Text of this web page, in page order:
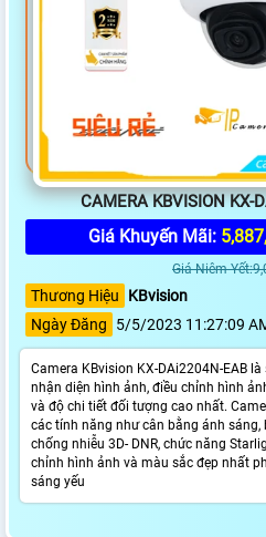
CAMERA KBVISION KX-
Giá Khuyến Mãi:
Giá Niêm
Thương Hiệu
KBvision
Ngày Đăng
5/5/2023 11:27:09
Camera KBvision KX-DAi2204N-EAB
nhận diện hình ảnh, điều chỉnh hình
và độ chi tiết đối tượng cao nhất.
các tính năng như cân bằng ánh sáng,
chống nhiễu 3D- DNR, chức năng
chỉnh hình ảnh và màu sắc đẹp nhất
sáng yếu